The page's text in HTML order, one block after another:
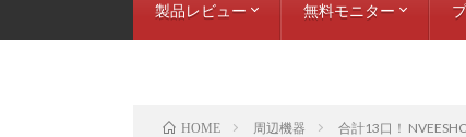
製品レビュー 無料モニター
HOME 周辺機器 合計13口！